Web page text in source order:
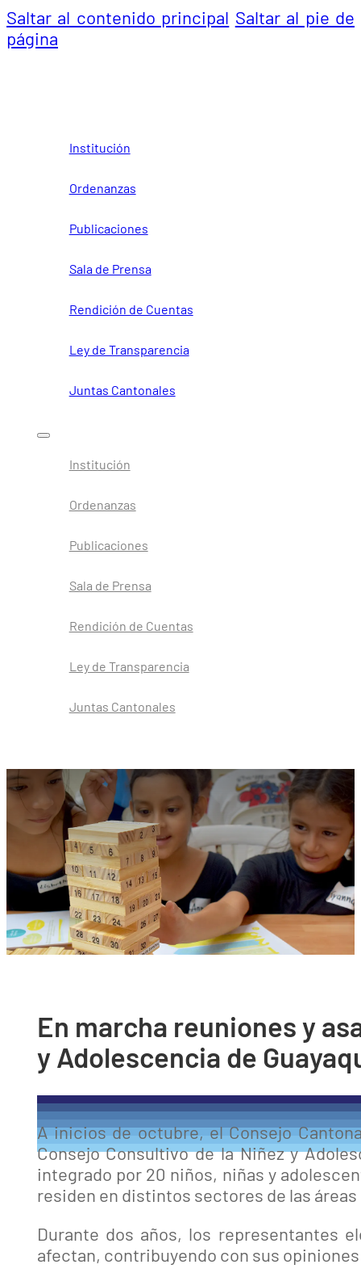
Saltar al contenido principal Saltar al pie de
página
Institución
Ordenanzas
Publicaciones
Sala de Prensa
Rendición de Cuentas
Ley de Transparencia
Juntas Cantonales
Institución
Ordenanzas
Publicaciones
Sala de Prensa
Rendición de Cuentas
Ley de Transparencia
Juntas Cantonales
En marcha reuniones y
y Adolescencia de
A inicios de octubre, el Consejo
Consejo Consultivo de la Niñez y
integrado por 20 niños, niñas y
residen en distintos sectores de las
Durante dos años, los representantes
afectan, contribuyendo con sus